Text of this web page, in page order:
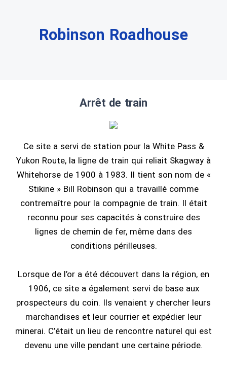
Robinson Roadhouse
Arrêt de train
Ce site a servi de station pour la White Pass &
Yukon Route, la ligne de train qui reliait Skagway à
Whitehorse de 1900 à 1983. Il tient son nom de «
Stikine » Bill Robinson qui a travaillé comme
contremaître pour la compagnie de train. Il était
reconnu pour ses capacités à construire des
lignes de chemin de fer, même dans des
conditions périlleuses.
Lorsque de l’or a été découvert dans la région, en
1906, ce site a également servi de base aux
prospecteurs du coin. Ils venaient y chercher leurs
marchandises et leur courrier et expédier leur
minerai. C’était un lieu de rencontre naturel qui est
devenu une ville pendant une certaine période.